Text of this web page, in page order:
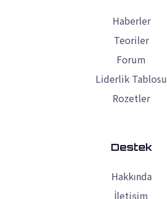
Haberler
Teoriler
Forum
Liderlik Tablosu
Rozetler
Destek
Hakkında
İletişim